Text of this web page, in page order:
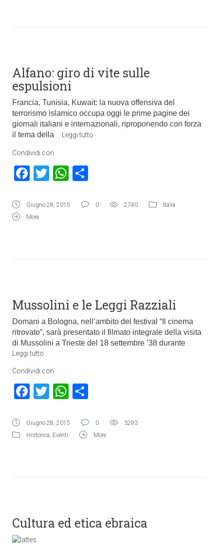
Alfano: giro di vite sulle
espulsioni
Francia, Tunisia, Kuwait: la nuova offensiva del
terrorismo islamico occupa oggi le prime pagine dei
giornali italiani e internazionali, riproponendo con forza
il tema della
Leggi tutto
Condividi con
Facebook
TwitterWhatsApp
Giugno 28, 2015 0 2740
Italia
More
Mussolini e le Leggi Razziali
Domani a Bologna, nell’ambito del festival “Il cinema
ritrovato”, sarà presentato il filmato integrale della visita
di Mussolini a Trieste del 18 settembre ’38 durante
Leggi tutto
Condividi con
Facebook
TwitterWhatsApp
Giugno 28, 2015 0
3293
Historica, Eventi More
Cultura ed etica ebraica